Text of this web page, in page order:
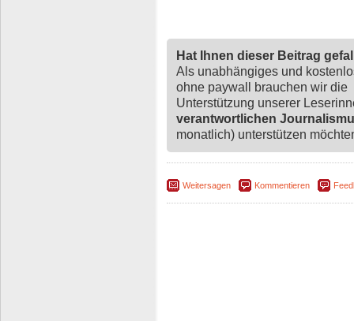
Hat Ihnen dieser Beitrag
Als unabhängiges und
ohne paywall brauchen wir die
Unterstützung unserer
verantwortlichen
monatlich) unterstützen
Weitersagen Kommentieren